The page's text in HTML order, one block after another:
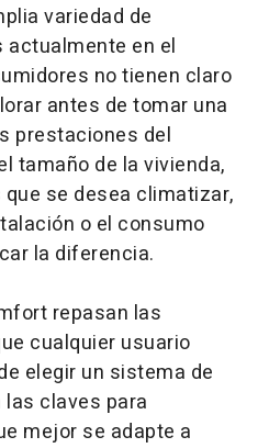
variedad de
en el
no tienen claro
antes de tomar una
prestaciones del
tamaño de la vivienda,
se desea climatizar,
o el consumo
la diferencia.
repasan las
cualquier usuario
elegir un sistema de
claves para
mejor se adapte a